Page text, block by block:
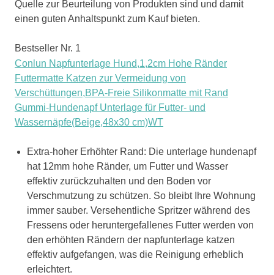
Quelle zur Beurteilung von Produkten sind und damit
einen guten Anhaltspunkt zum Kauf bieten.
Bestseller Nr. 1
Conlun Napfunterlage Hund,1,2cm Hohe Ränder
Futtermatte Katzen zur Vermeidung von
Verschüttungen,BPA-Freie Silikonmatte mit Rand
Gummi-Hundenapf Unterlage für Futter- und
Wassernäpfe(Beige,48x30 cm)WT
Extra-hoher Erhöhter Rand: Die unterlage hundenapf
hat 12mm hohe Ränder, um Futter und Wasser
effektiv zurückzuhalten und den Boden vor
Verschmutzung zu schützen. So bleibt Ihre Wohnung
immer sauber. Versehentliche Spritzer während des
Fressens oder heruntergefallenes Futter werden von
den erhöhten Rändern der napfunterlage katzen
effektiv aufgefangen, was die Reinigung erheblich
erleichtert.